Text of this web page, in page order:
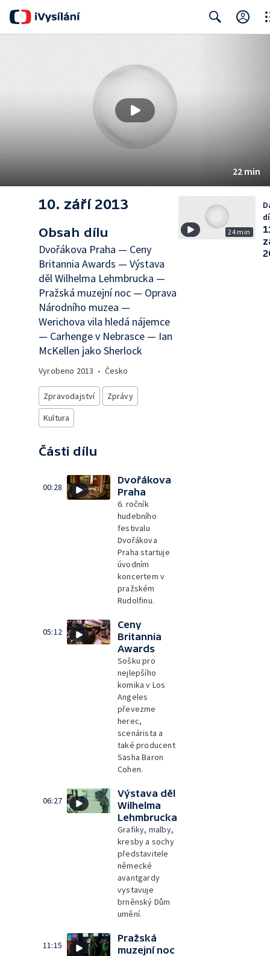
22 min
10. září 2013
Obsah dílu
Dvořákova Praha — Ceny
Britannia Awards — Výstava
děl Wilhelma Lehmbrucka —
Pražská muzejní noc — Oprava
Národního muzea —
Werichova vila hledá nájemce
— Carhenge v Nebrasce — Ian
McKellen jako Sherlock
Vyrobeno 2013 • Česko
Zpravodajství
Zprávy
Kultura
Části dílu
00:28
Dvořákova
Praha
6. ročník
hudebního
festivalu
Dvořákova
Praha startuje
úvodním
koncertem v
pražském
Rudolfinu.
05:12
Ceny
Britannia
Awards
Sošku pro
nejlepšího
komika v Los
Angeles
převezme
herec,
scenárista a
také producent
Sasha Baron
Cohen.
06:27
Výstava děl
Wilhelma
Lehmbrucka
Grafiky, malby,
kresby a sochy
představitele
německé
avantgardy
vystavuje
brněnský Dům
umění.
11:15
Pražská
muzejní noc
24 min